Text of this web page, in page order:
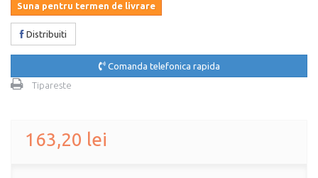
Suna pentru termen de livrare
Distribuiti
Comanda telefonica rapida
Tipareste
163,20 lei